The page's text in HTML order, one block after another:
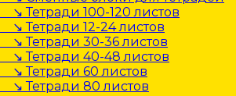
↘ Тетради 100-120 листов
↘ Тетради 12-24 листов
↘ Тетради 30-36 листов
↘ Тетради 40-48 листов
↘ Тетради 60 листов
↘ Тетради 80 листов